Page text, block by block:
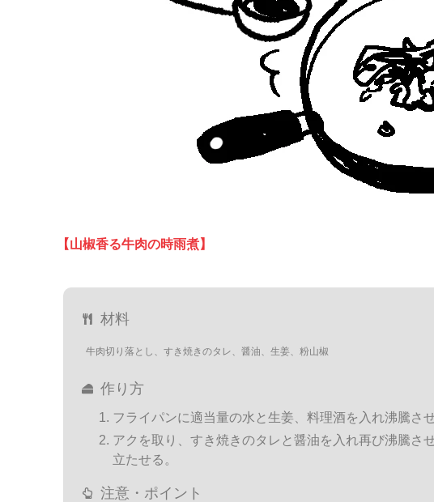
【山椒香る牛肉の時雨煮】
材料
牛肉切り落とし、すき焼きのタレ、醤油、生姜、粉山椒
作り方
フライパンに適当量の水と生姜、料理酒を入れ沸騰さ
アクを取り、すき焼きのタレと醤油を入れ再び沸騰さ
立たせる。
注意・ポイント